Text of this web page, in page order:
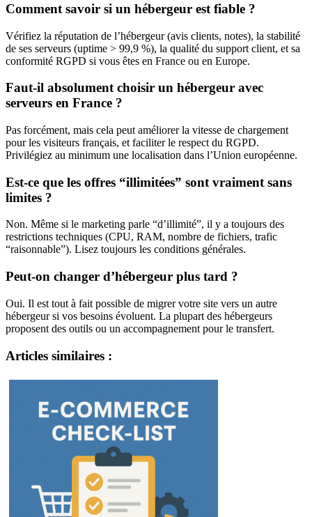
Comment savoir si un hébergeur est fiable ?
Vérifiez la réputation de l’hébergeur (avis clients, notes), la stabilité
de ses serveurs (uptime > 99,9 %), la qualité du support client, et sa
conformité RGPD si vous êtes en France ou en Europe.
Faut-il absolument choisir un hébergeur avec
serveurs en France ?
Pas forcément, mais cela peut améliorer la vitesse de chargement
pour les visiteurs français, et faciliter le respect du RGPD.
Privilégiez au minimum une localisation dans l’Union européenne.
Est-ce que les offres “illimitées” sont vraiment sans
limites ?
Non. Même si le marketing parle “d’illimité”, il y a toujours des
restrictions techniques (CPU, RAM, nombre de fichiers, trafic
“raisonnable”). Lisez toujours les conditions générales.
Peut-on changer d’hébergeur plus tard ?
Oui. Il est tout à fait possible de migrer votre site vers un autre
hébergeur si vos besoins évoluent. La plupart des hébergeurs
proposent des outils ou un accompagnement pour le transfert.
Articles similaires :